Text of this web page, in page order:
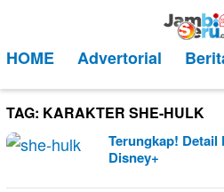
kontenMobile
HOME Advertorial
TAG: KARAKTER SHE-HULK
Terungkap! Detail
Disney+